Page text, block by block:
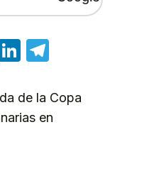
LinkedIn
de la Copa
en